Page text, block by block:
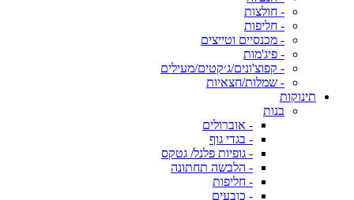
- חולצות
- חליפות
- מכנסיים וטייצים
- פיג'מות
- קפוצ'ונים/ג׳קטים/מעילים
- שמלות/חצאיות
תינוקות
בנות
- אוברולים
- בגדי גוף
- גופיות פלנל/ גטקס
- הלבשה תחתונה
- חליפות
- כובעים